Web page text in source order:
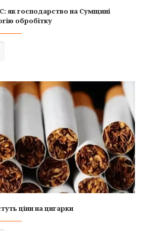
як господарство на Сумщині
обробітку
ціни на цигарки